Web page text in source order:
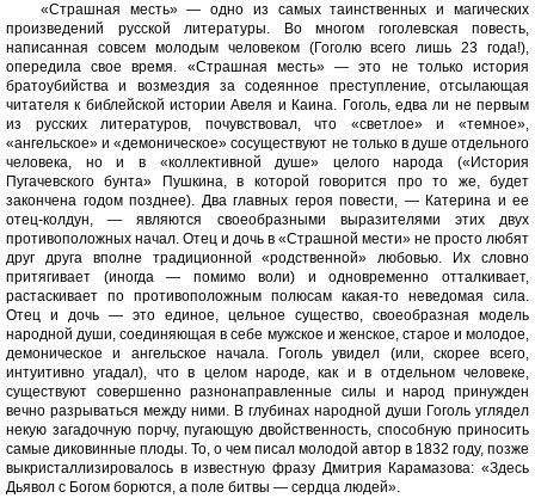
«Страшная месть» — одно из самых таинственных и магических
произведений русской литературы. Во многом гоголевская повесть,
написанная совсем молодым человеком (Гоголю всего лишь 23 года!),
опередила свое время. «Страшная месть» — это не только история
братоубийства и возмездия за содеянное преступление, отсылающая
читателя к библейской истории Авеля и Каина. Гоголь, едва ли не первым
из русских литературов, почувствовал, что «светлое» и «темное»,
«ангельское» и «демоническое» сосуществуют не только в душе отдельного
человека, но и в «коллективной душе» целого народа («История
Пугачевского бунта» Пушкина, в которой говорится про то же, будет
закончена годом позднее). Два главных героя повести, — Катерина и ее
отец-колдун, — являются своеобразными выразителями этих двух
противоположных начал. Отец и дочь в «Страшной мести» не просто любят
друг друга вполне традиционной «родственной» любовью. Их словно
притягивает (иногда — помимо воли) и одновременно отталкивает,
растаскивает по противоположным полюсам какая-то неведомая сила.
Отец и дочь — это единое, цельное существо, своеобразная модель
народной души, соединяющая в себе мужское и женское, старое и молодое,
демоническое и ангельское начала. Гоголь увидел (или, скорее всего,
интуитивно угадал), что в целом народе, как и в отдельном человеке,
существуют совершенно разнонаправленные силы и народ принужден
вечно разрываться между ними. В глубинах народной души Гоголь углядел
некую загадочную порчу, пугающую двойственность, способную приносить
самые диковинные плоды. То, о чем писал молодой автор в 1832 году, позже
выкристаллизировалось в известную фразу Дмитрия Карамазова: «Здесь
Дьявол с Богом борются, а поле битвы — сердца людей».